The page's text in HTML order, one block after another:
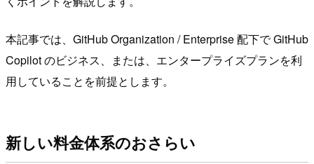
本記事では、GitHub Organization / Enterprise 配下で GitHub
Copilot のビジネス、または、エンタープライズプランを利
用していることを前提とします。
新しい料金体系のおさらい